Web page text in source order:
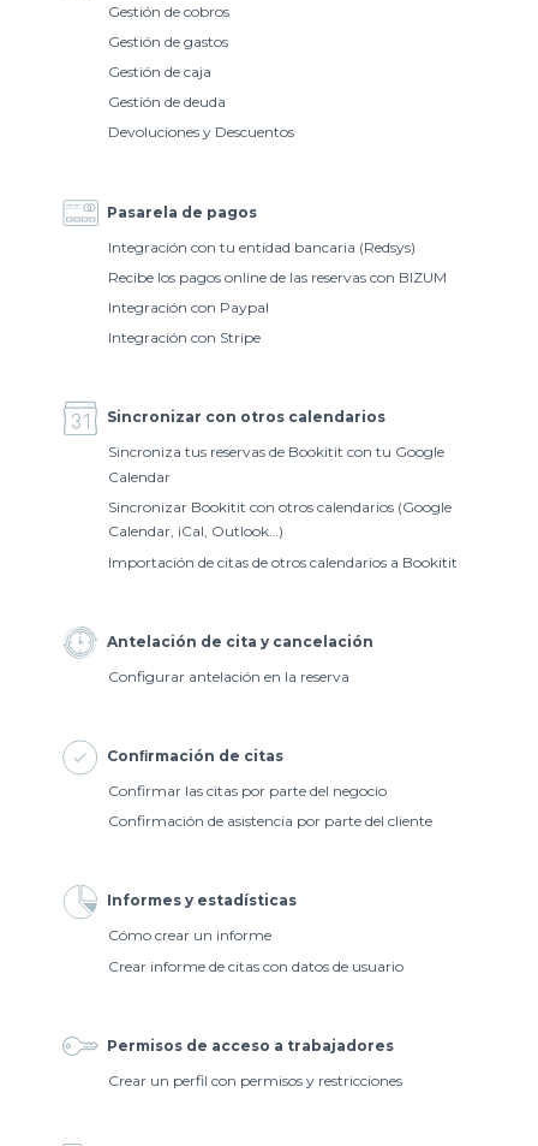
Gestión de cobros
Gestión de gastos
Gestión de caja
Gestión de deuda
Devoluciones y Descuentos
Pasarela de pagos
Integración con tu entidad bancaria (Redsys)
Recibe los pagos online de las reservas con BIZUM
Integración con Paypal
Integración con Stripe
Sincronizar con otros calendarios
Sincroniza tus reservas de Bookitit con tu Google
Calendar
Sincronizar Bookitit con otros calendarios (Google
Calendar, iCal, Outlook…)
Importación de citas de otros calendarios a Bookitit
Antelación de cita y cancelación
Configurar antelación en la reserva
Conﬁrmación de citas
Confirmar las citas por parte del negocio
Confirmación de asistencia por parte del cliente
Informes y estadísticas
Cómo crear un informe
Crear informe de citas con datos de usuario
Permisos de acceso a trabajadores
Crear un perfil con permisos y restricciones